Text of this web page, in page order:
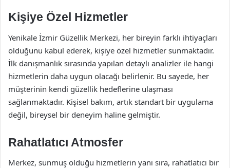
Kişiye Özel Hizmetler
Yenikale İzmir Güzellik Merkezi, her bireyin farklı ihtiyaçları
olduğunu kabul ederek, kişiye özel hizmetler sunmaktadır.
İlk danışmanlık sırasında yapılan detaylı analizler ile hangi
hizmetlerin daha uygun olacağı belirlenir. Bu sayede, her
müşterinin kendi güzellik hedeflerine ulaşması
sağlanmaktadır. Kişisel bakım, artık standart bir uygulama
değil, bireysel bir deneyim haline gelmiştir.
Rahatlatıcı Atmosfer
Merkez, sunmuş olduğu hizmetlerin yanı sıra, rahatlatıcı bir